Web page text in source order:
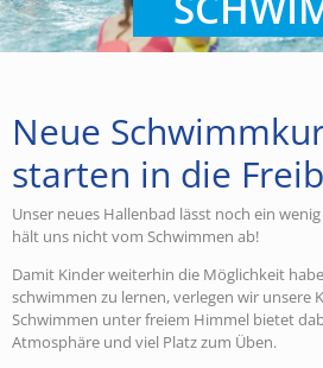
Neue
starten in die
Unser neues Hallenbad lässt noch ein
hält uns nicht vom Schwimmen ab!
Damit Kinder weiterhin die Möglichkeit
schwimmen zu lernen, verlegen wir unsere
Schwimmen unter freiem Himmel bietet
Atmosphäre und viel Platz zum Üben.